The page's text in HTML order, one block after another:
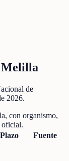
Melilla
de
2026.
, con organismo,
oficial.
Plazo
Fuente